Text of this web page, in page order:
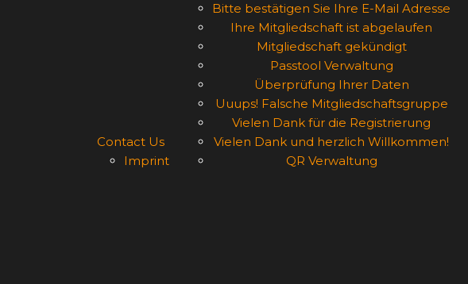
Contact Us
Imprint
Bitte bestätigen Sie Ihre E-Mail Adresse
Ihre Mitgliedschaft ist abgelaufen
Mitgliedschaft gekündigt
Passtool Verwaltung
Überprüfung Ihrer Daten
Uuups! Falsche Mitgliedschaftsgruppe
Vielen Dank für die Registrierung
Vielen Dank und herzlich Willkommen!
QR Verwaltung